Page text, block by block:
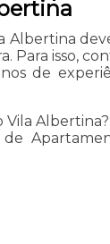
Albertina
Para isso,
de